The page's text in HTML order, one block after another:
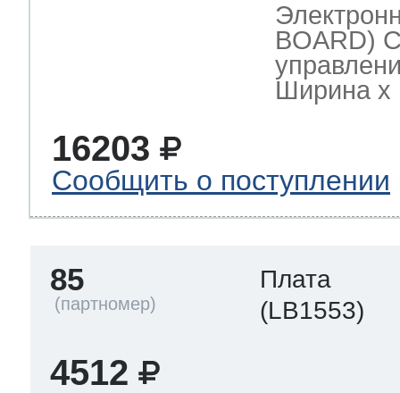
BOARD)
Ширина х
16203
Сообщить о поступлении
85
Плата
(LB1553)
4512